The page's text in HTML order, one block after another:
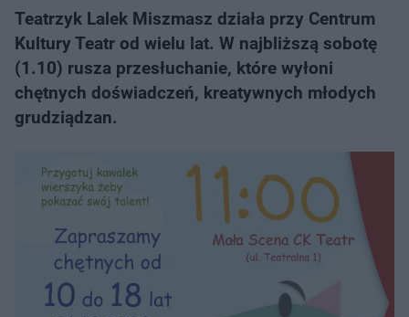
Teatrzyk Lalek Miszmasz działa przy Centrum
Kultury Teatr od wielu lat. W najbliższą sobotę
(1.10) rusza przesłuchanie, które wyłoni
chętnych doświadczeń, kreatywnych młodych
grudziądzan.